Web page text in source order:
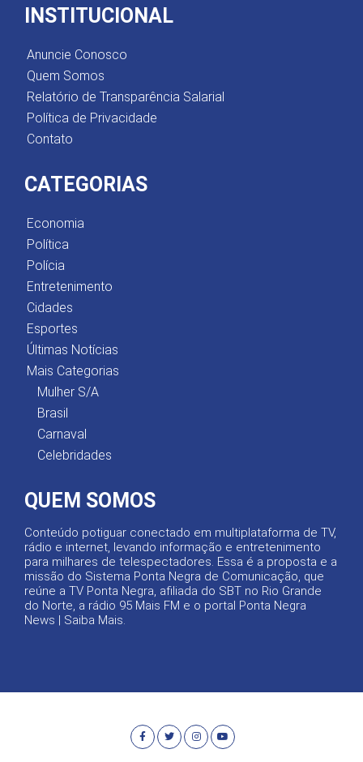
INSTITUCIONAL
Anuncie Conosco
Quem Somos
Relatório de Transparência Salarial
Política de Privacidade
Contato
CATEGORIAS
Economia
Política
Polícia
Entretenimento
Cidades
Esportes
Últimas Notícias
Mais Categorias
Mulher S/A
Brasil
Carnaval
Celebridades
QUEM SOMOS
Conteúdo potiguar conectado em multiplataforma de TV,
rádio e internet, levando informação e entretenimento
para milhares de telespectadores. Essa é a proposta e a
missão do Sistema Ponta Negra de Comunicação, que
reúne a TV Ponta Negra, afiliada do SBT no Rio Grande
do Norte, a rádio 95 Mais FM e o portal Ponta Negra
News | Saiba Mais.